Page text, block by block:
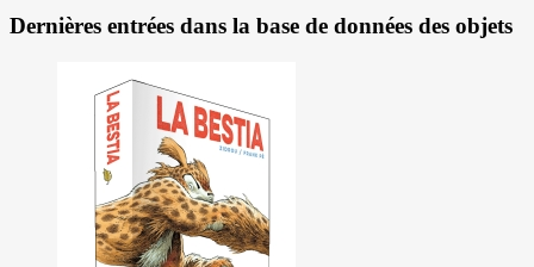
Dernières entrées dans la base de données des objets